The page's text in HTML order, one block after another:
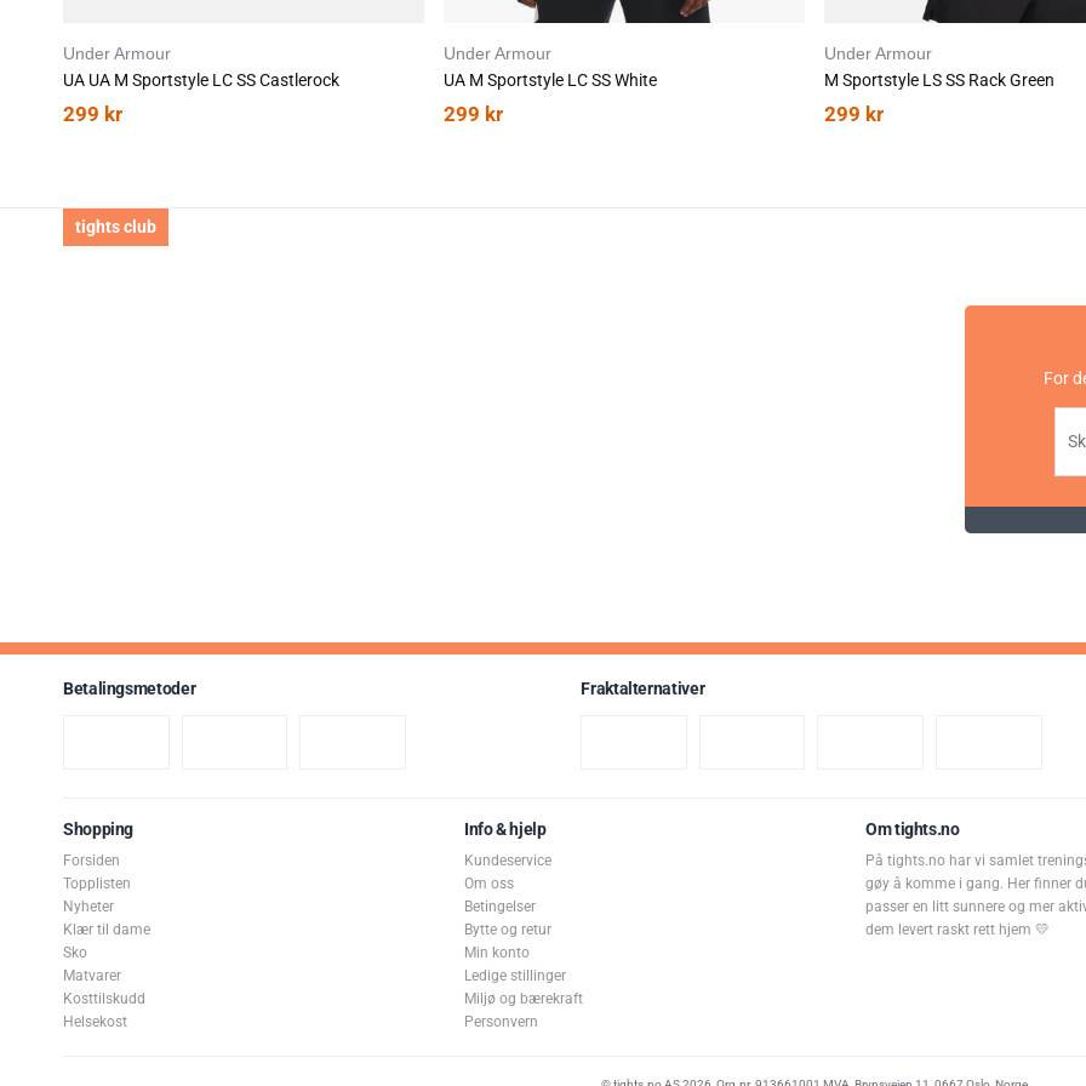
Under Armour
UA UA M Sportstyle LC SS Castlerock
299 kr
Under Armour
UA M Sportstyle LC SS White
299 kr
Under Armour
M Sportstyle LS SS Rack Green
299 kr
tights club
For
Betalingsmetoder Fraktalternativer
Shopping
Forsiden
Topplisten
Nyheter
Klær til dame
Sko
Matvarer
Kosttilskudd
Helsekost
Info & hjelp
Kundeservice
Om oss
Betingelser
Bytte og retur
Min konto
Ledige stillinger
Miljø og bærekraft
Personvern
Om tights.no
På tights.no har vi samlet
gøy å komme i gang. Her finner
passer en litt sunnere og mer
dem levert raskt rett hjem 💛